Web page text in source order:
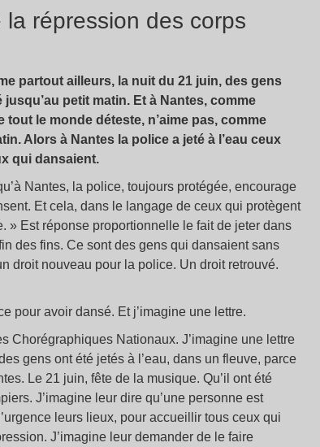
répression des corps
partout ailleurs, la nuit du 21 juin, des gens
petit matin. Et à Nantes, comme
le monde déteste, n’aime pas, comme
Alors à Nantes la police a jeté à l’eau ceux
qui dansaient.
Nantes, la police, toujours protégée, encourage
Et cela, dans le langage de ceux qui protègent
» Est réponse proportionnelle le fait de jeter dans
des fins. Ce sont des gens qui dansaient sans
droit nouveau pour la police. Un droit retrouvé.
pour avoir dansé. Et j’imagine une lettre.
Chorégraphiques Nationaux. J’imagine une lettre
gens ont été jetés à l’eau, dans un fleuve, parce
Le 21 juin, fête de la musique. Qu’il ont été
J’imagine leur dire qu’une personne est
leurs lieux, pour accueillir tous ceux qui
J’imagine leur demander de le faire